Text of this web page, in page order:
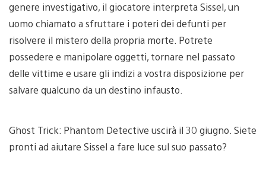
genere investigativo, il giocatore interpreta Sissel, un
uomo chiamato a sfruttare i poteri dei defunti per
risolvere il mistero della propria morte. Potrete
possedere e manipolare oggetti, tornare nel passato
delle vittime e usare gli indizi a vostra disposizione per
salvare qualcuno da un destino infausto.
Ghost Trick: Phantom Detective uscirà il 30 giugno. Siete
pronti ad aiutare Sissel a fare luce sul suo passato?